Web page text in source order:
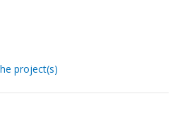
project(s)